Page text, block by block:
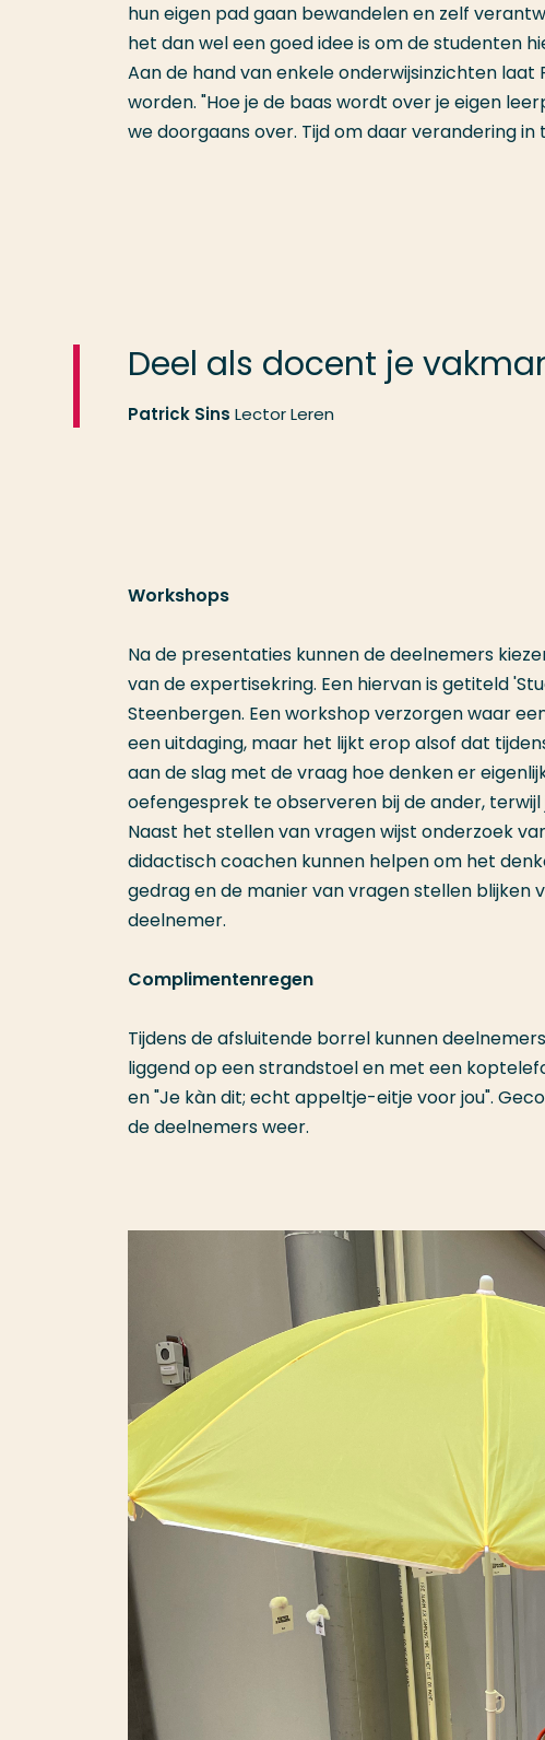
hun eigen pad gaan bewandelen en zelf
het dan wel een goed idee is om de studenten
Aan de hand van enkele onderwijsinzichten
worden. "Hoe je de baas wordt over je eigen
we doorgaans over. Tijd om daar verandering in
Deel als docent je
Patrick Sins Lector Leren
Workshops
Na de presentaties kunnen de deelnemers
van de expertisekring. Een hiervan is getiteld
Steenbergen. Een workshop verzorgen waar
een uitdaging, maar het lijkt erop alsof dat
aan de slag met de vraag hoe denken er
oefengesprek te observeren bij de ander,
Naast het stellen van vragen wijst onderzoek
didactisch coachen kunnen helpen om het
gedrag en de manier van vragen stellen blijken
deelnemer.
Complimentenregen
Tijdens de afsluitende borrel kunnen
liggend op een strandstoel en met een
en "Je kàn dit; echt appeltje-eitje voor jou".
de deelnemers weer.